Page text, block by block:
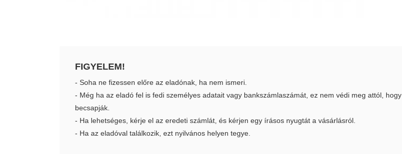
FIGYELEM!
- Soha ne fizessen előre az eladónak, ha nem ismeri.
- Még ha az eladó fel is fedi személyes adatait vagy bankszámlaszámát, ez nem védi meg attól, hogy
becsapják.
- Ha lehetséges, kérje el az eredeti számlát, és kérjen egy írásos nyugtát a vásárlásról.
- Ha az eladóval találkozik, ezt nyilvános helyen tegye.